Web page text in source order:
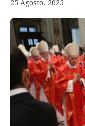
25 Agosto, 2025